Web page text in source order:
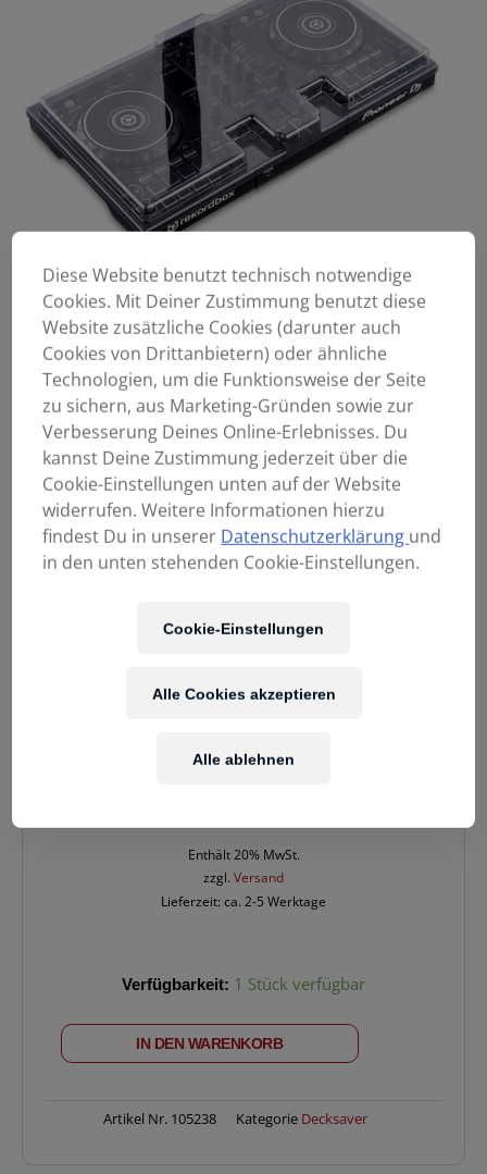
Enthält 20% MwSt.
zzgl. Versand
Lieferzeit: ca. 2-5 Werktage
Verfügbarkeit: 1 Stück verfügbar
DECKSAVER
DDJ400
Menge
IN DEN WARENKORB
Artikel Nr. 105238 Kategorie Decksaver
Diese Website benutzt technisch notwendige
Cookies. Mit Deiner Zustimmung benutzt diese
Website zusätzliche Cookies (darunter auch
Cookies von Drittanbietern) oder ähnliche
Technologien, um die Funktionsweise der Seite
zu sichern, aus Marketing-Gründen sowie zur
Verbesserung Deines Online-Erlebnisses. Du
kannst Deine Zustimmung jederzeit über die
Cookie-Einstellungen unten auf der Website
widerrufen. Weitere Informationen hierzu
findest Du in unserer Datenschutzerklärung und
in den unten stehenden Cookie-Einstellungen.
Cookie-Einstellungen
Alle ablehnen
Alle Cookies akzeptieren